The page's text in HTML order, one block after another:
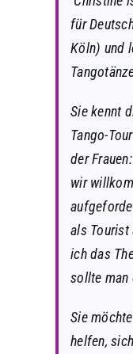
für
Köln) und
Sie kennt
Tango-
der
wir
als Tourist
ich das
sollte man
Sie
helfen,